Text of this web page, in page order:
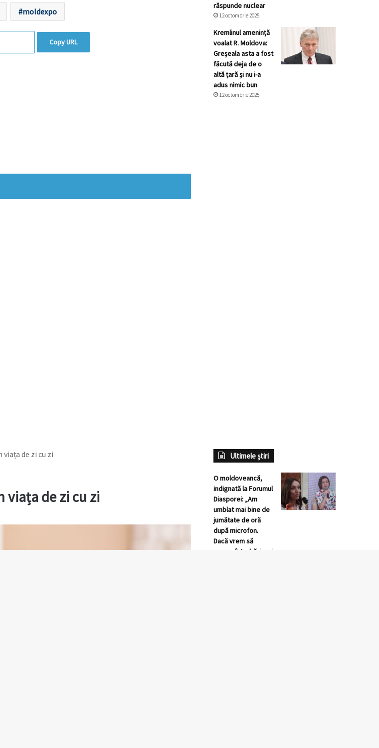
moldexpo
Copy URL
răspunde nuclear
12 octombrie 2025
Kremlinul ameninţă
voalat R. Moldova:
Greșeala asta a fost
făcută deja de o
altă țară și nu i-a
adus nimic bun
12 octombrie 2025